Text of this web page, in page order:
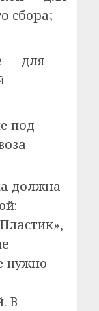
сбора;
— для
под
должна
нужно
В